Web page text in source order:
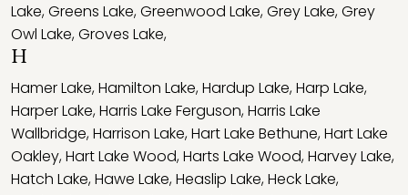
Lake,Greens Lake,Greenwood Lake,Grey Lake,Grey
Owl Lake,Groves Lake,
H
Hamer Lake,Hamilton Lake,Hardup Lake,Harp Lake,
Harper Lake,Harris Lake Ferguson,Harris Lake
Wallbridge,Harrison Lake,Hart Lake Bethune,Hart Lake
Oakley,Hart Lake Wood,Harts Lake Wood,Harvey Lake,
Hatch Lake,Hawe Lake,Heaslip Lake,Heck Lake,